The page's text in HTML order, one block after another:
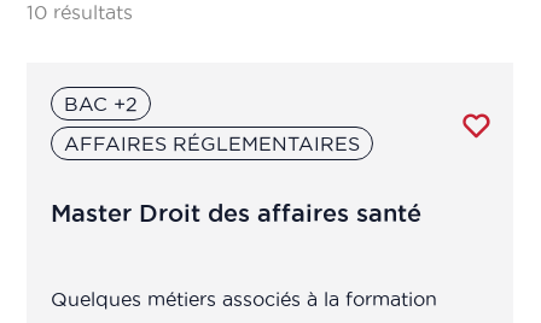
Management et Innovation
Production
10 résultats
BAC +2
AFFAIRES RÉGLEMENTAIRES
Master Droit des affaires santé
Quelques métiers associés à la formation